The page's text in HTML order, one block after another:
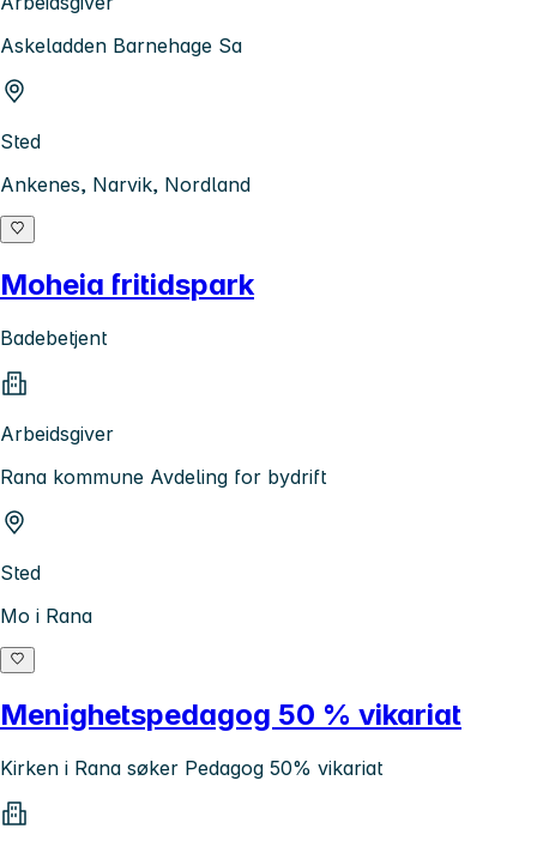
Askeladden Barnehage Sa
Sted
Ankenes, Narvik, Nordland
Moheia fritidspark
Badebetjent
Arbeidsgiver
Rana kommune Avdeling for bydrift
Sted
Mo i Rana
Menighetspedagog 50 % vikariat
Kirken i Rana søker Pedagog 50% vikariat